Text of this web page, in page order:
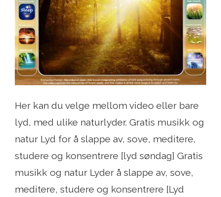
Her kan du velge mellom video eller bare
lyd, med ulike naturlyder. Gratis musikk og
natur Lyd for å slappe av, sove, meditere,
studere og konsentrere [lyd søndag] Gratis
musikk og natur Lyder å slappe av, sove,
meditere, studere og konsentrere [Lyd